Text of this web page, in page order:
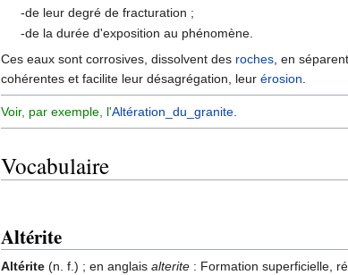
-de leur degré de fracturation ;
-de la durée d'exposition au phénomène.
Ces eaux sont corrosives, dissolvent des roches , en
cohérentes et facilite leur désagrégation, leur érosion
Voir, par exemple, l'Altération_du_granite
Vocabulaire
Altérite
Altérite (n. f.) ; en anglais alterite : Formation superficielle,